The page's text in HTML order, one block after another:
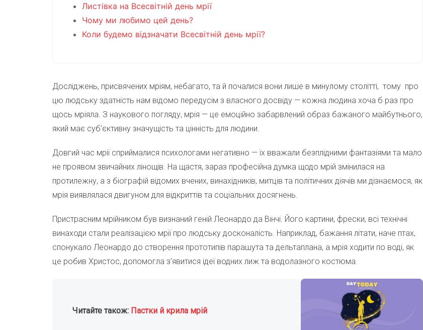
Листівка на Всесвітній день мрії
Чому ми любимо цей день?
Коли будемо відзначати Всесвітній день мрії?
Досліджень, присвячених мріям, небагато, та й почалися вони лише в минулому столітті, тому про
цю людську здатність нам відомо передусім з власного досвіду — кожна людина хоча б раз про
щось мріяла. З наукового погляду, мрія — це емоційно забарвлений образ бажаного майбутнього,
який має суб’єктивну значущість та цінність для людини.
Довгий час мрії сприймалися психологами негативно — їх вважали безплідними фантазіями та мало
не проявом звичайних лінощів. На щастя, зараз професійна думка щодо мрій змінилася на
протилежну, а з біографій відомих вчених, винахідників, митців та політичних діячів ми дізнаємося, як
мрія виявлялася двигуном для відкриттів та соціальних досягнень.
Пристрасним мрійником був визнаний геній Леонардо да Вінчі. Його картини, фрески, всі технічні
винаходи стали реалізацією мрії про людську досконалість. Наприклад, бажання літати, наче птах,
спонукало Леонардо до створення прототипів парашута та дельтаплана, а мрія ходити по воді, як
це робив Христос, допомогла з’явитися ідеї водних лиж та водолазного костюма.
Читайте також: Пастки й крила мрій